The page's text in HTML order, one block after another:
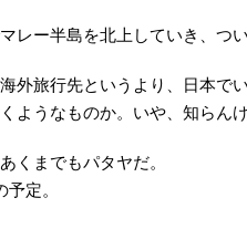
レー半島を北上していき、つ
外旅行先というより、日本で
ようなものか。いや、知らんけ
くまでもパタヤだ。
定。